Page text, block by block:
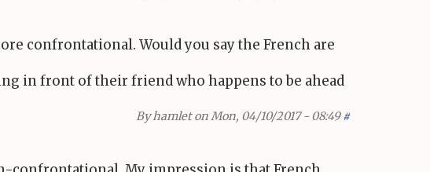
confrontational. Would you say the French are
in front of their friend who happens to be ahead
Byhamleton Mon, 04/10/2017 - 08:49 #